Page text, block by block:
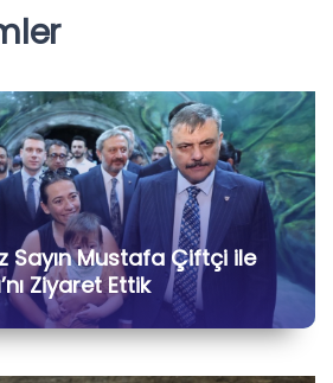
Sayın Mustafa Çiftçi ile
Ziyaret Ettik